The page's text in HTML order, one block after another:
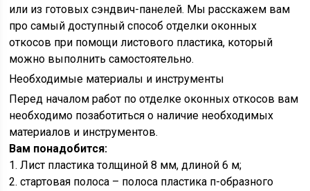
или из готовых сэндвич-панелей. Мы расскажем вам
про самый доступный способ отделки оконных
откосов при помощи листового пластика, который
можно выполнить самостоятельно.
Необходимые материалы и инструменты
Перед началом работ по отделке оконных откосов вам
необходимо позаботиться о наличие необходимых
материалов и инструментов.
Вам понадобится:
1. Лист пластика толщиной 8 мм, длиной 6 м;
2. стартовая полоса – полоса пластика п-образного